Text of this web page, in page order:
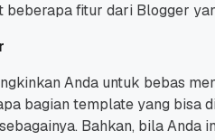
beberapa fitur dari Blogger
Anda untuk bebas
bagian template yang bisa
Bahkan, bila Anda